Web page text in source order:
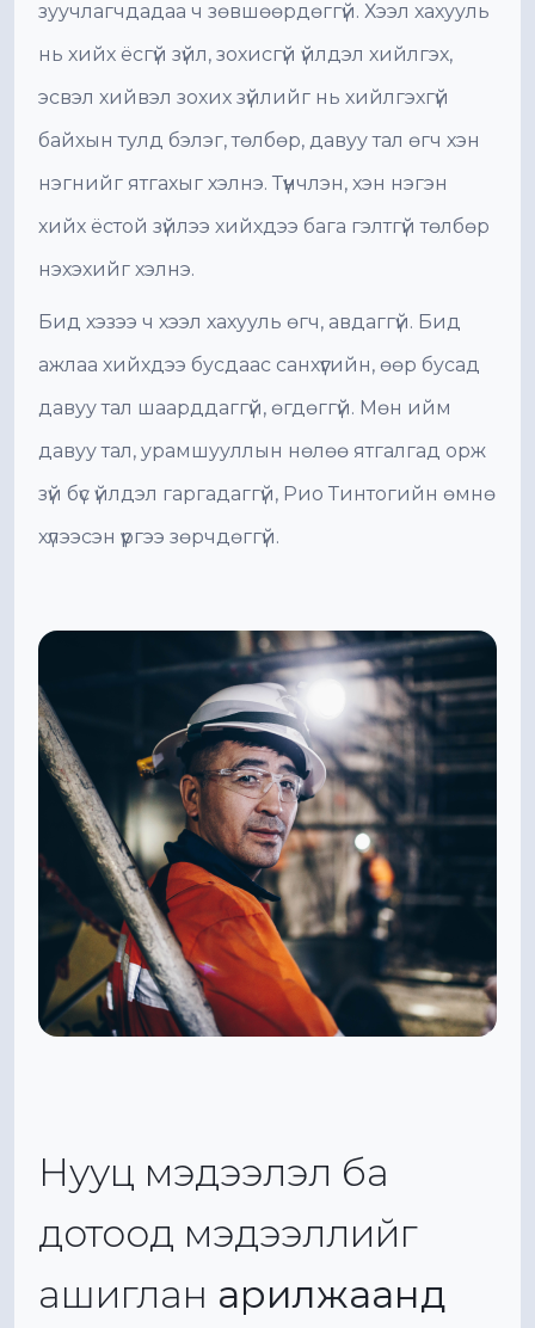
зуучлагчдадаа ч зөвшөөрдөггүй. Хээл хахууль
нь хийх ёсгүй зүйл, зохисгүй үйлдэл хийлгэх,
эсвэл хийвэл зохих зүйлийг нь хийлгэхгүй
байхын тулд бэлэг, төлбөр, давуу тал өгч хэн
нэгнийг ятгахыг хэлнэ. Түүнчлэн, хэн нэгэн
хийх ёстой зүйлээ хийхдээ бага гэлтгүй төлбөр
нэхэхийг хэлнэ.
Бид хэзээ ч хээл хахууль өгч, авдаггүй. Бид
ажлаа хийхдээ бусдаас санхүүгийн, өөр бусад
давуу тал шаарддаггүй, өгдөггүй. Мөн ийм
давуу тал, урамшууллын нөлөө ятгалгад орж
зүй бүс үйлдэл гаргадаггүй, Рио Тинтогийн өмнө
хүлээсэн үүргээ зөрчдөггүй.
Нууц мэдээлэл ба
дотоод мэдээллийг
ашиглан арилжаанд